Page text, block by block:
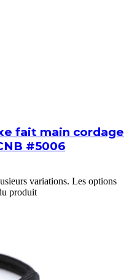
fait main cordage
#5006
variations. Les options
produit